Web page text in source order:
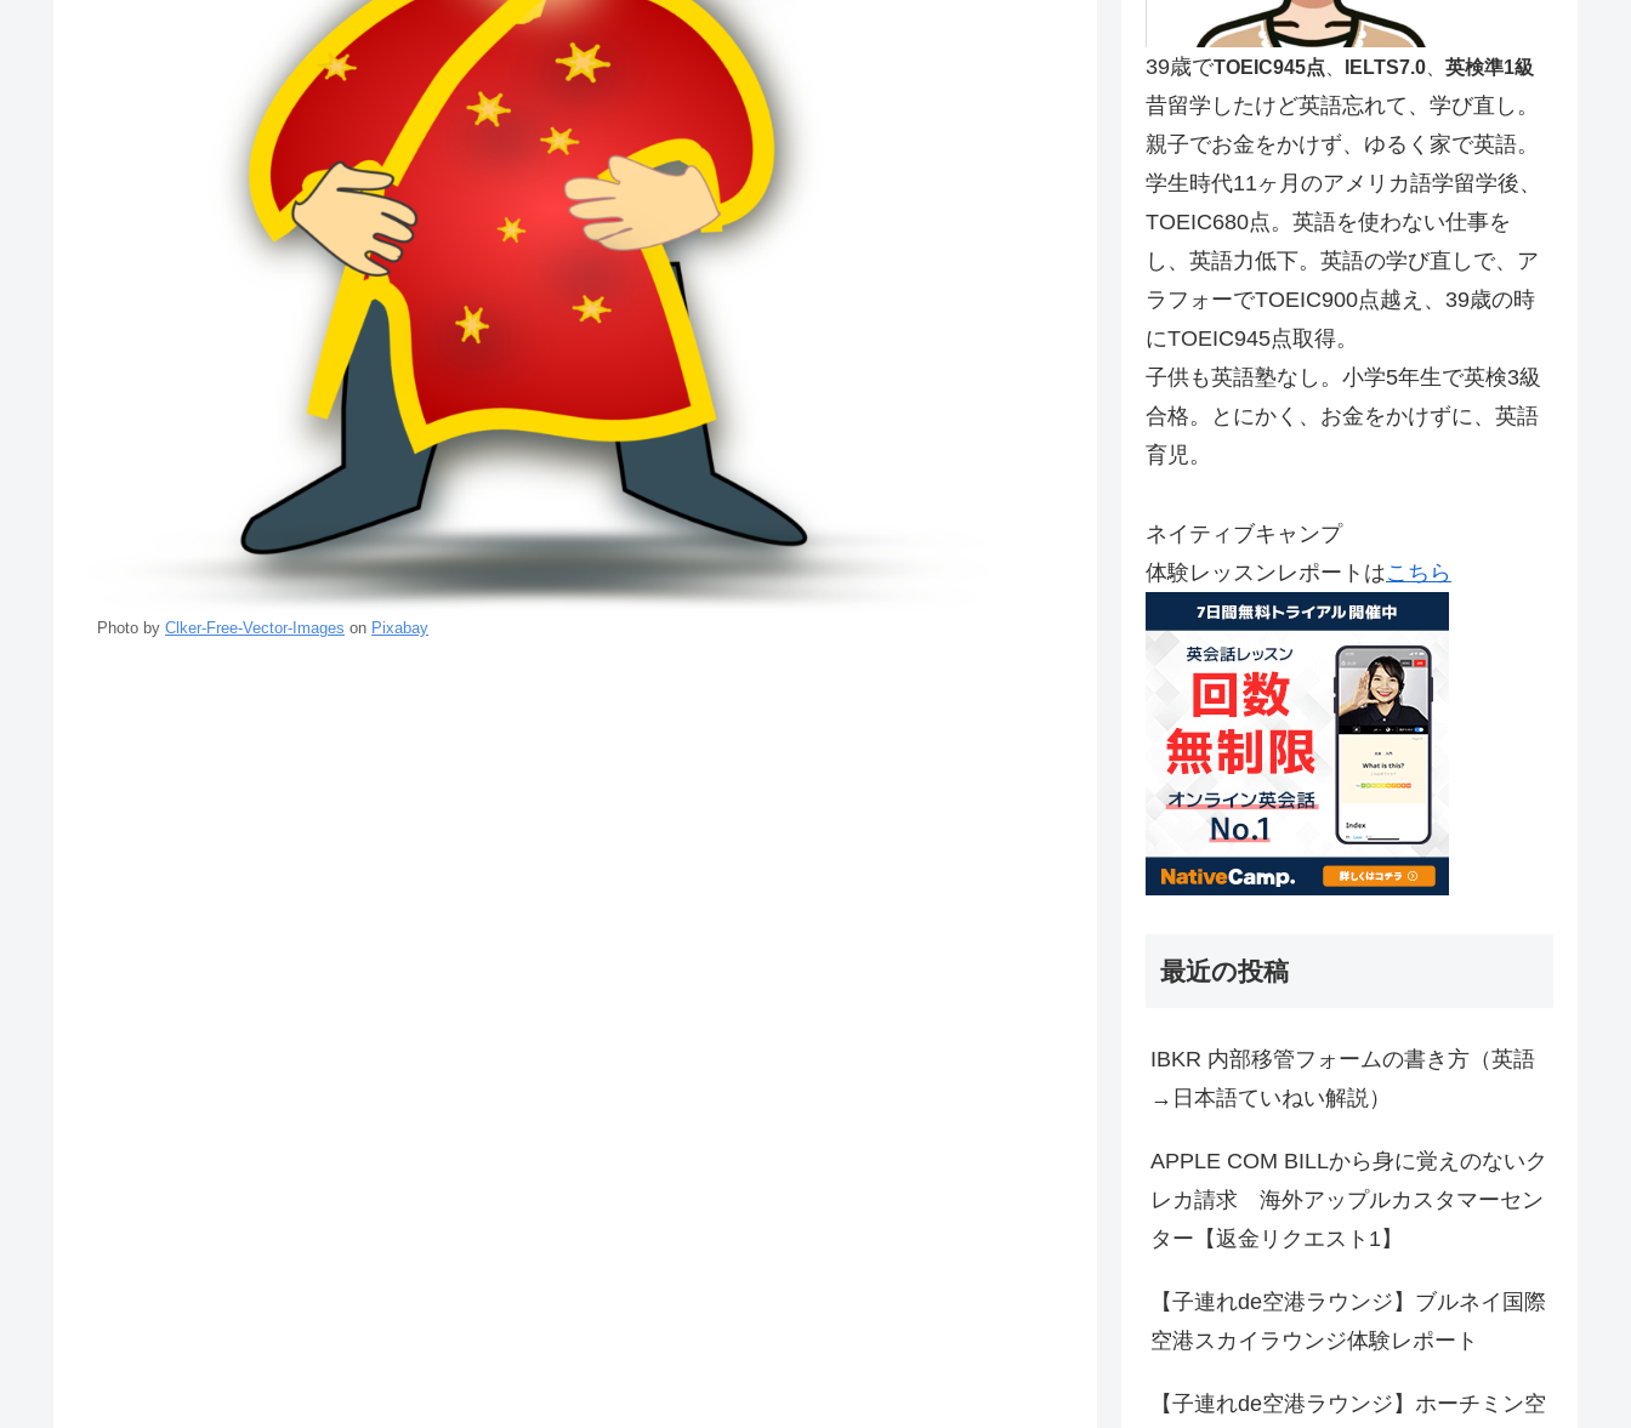
Photo by Clker-Free-Vector-Images on Pixabay
39歳でTOEIC945点 IELTS7.0 英検準1級
昔留学したけど英語忘れて、学び直し。
親子でお金をかけず、ゆるく家で英語。
学生時代11ヶ月のアメリカ語学留学後、
TOEIC680点。英語を使わない仕事を
し、英語力低下。英語の学び直しで、ア
ラフォーでTOEIC900点越え、39歳の時
にTOEIC945点取得。
子供も英語塾なし。小学5年生で英検3級
合格。とにかく、お金をかけずに、英語
育児。
ネイティブキャンプ
体験レッスンレポートはこちら
最近の投稿
IBKR 内部移管フォームの書き方（英語
→日本語ていねい解説）
APPLE COM BILLから身に覚えのないク
レカ請求 海外アップルカスタマーセン
ター【返金リクエスト1】
【子連れde空港ラウンジ】ブルネイ国際
空港スカイラウンジ体験レポート
【子連れde空港ラウンジ】ホーチミン空